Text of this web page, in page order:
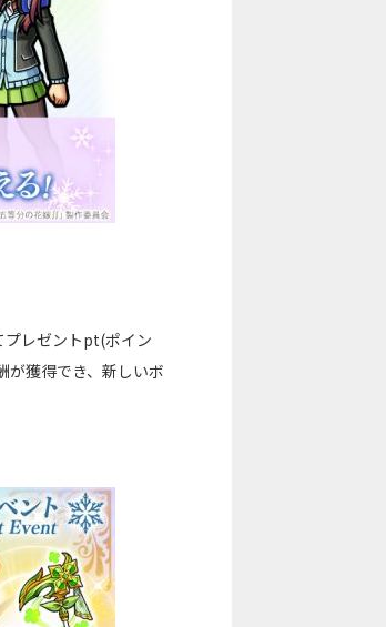
プレゼントpt(ポイン
が獲得でき、新しいボ